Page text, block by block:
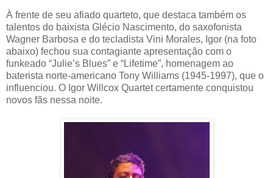
À frente de seu afiado quarteto, que destaca também os
talentos do baixista Glécio Nascimento, do saxofonista
Wagner Barbosa e do tecladista Vini Morales, Igor (na foto
abaixo) fechou sua contagiante apresentação com o
funkeado “Julie’s Blues” e “Lifetime”, homenagem ao
baterista norte-americano Tony Williams (1945-1997), que o
influenciou. O Igor Willcox Quartet certamente conquistou
novos fãs nessa noite.